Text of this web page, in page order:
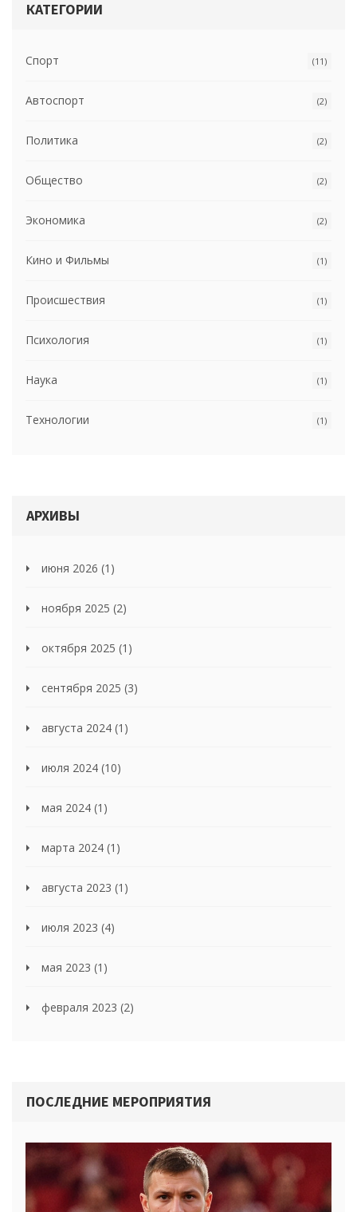
КАТЕГОРИИ
Спорт (11)
Автоспорт (2)
Политика (2)
Общество (2)
Экономика (2)
Кино и Фильмы (1)
Происшествия (1)
Психология (1)
Наука (1)
Технологии (1)
АРХИВЫ
июня 2026 (1)
ноября 2025 (2)
октября 2025 (1)
сентября 2025 (3)
августа 2024 (1)
июля 2024 (10)
мая 2024 (1)
марта 2024 (1)
августа 2023 (1)
июля 2023 (4)
мая 2023 (1)
февраля 2023 (2)
ПОСЛЕДНИЕ МЕРОПРИЯТИЯ